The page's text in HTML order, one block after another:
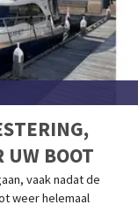
UW BOOT
vaak nadat de
weer helemaal